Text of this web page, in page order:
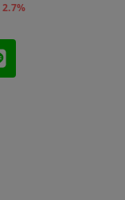
2.7%